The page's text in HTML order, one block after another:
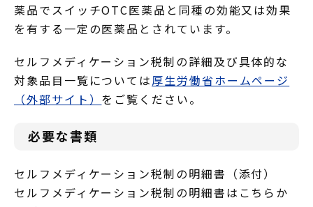
薬品でスイッチOTC医薬品と同種の効能又は効果
を有する一定の医薬品とされています。
セルフメディケーション税制の詳細及び具体的な
対象品目一覧については厚生労働省ホームページ
（外部サイト） をご覧ください。
必要な書類
セルフメディケーション税制の明細書（添付）
セルフメディケーション税制の明細書はこちらか